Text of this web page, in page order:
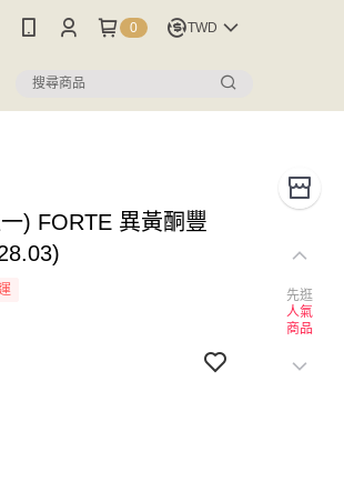
0 TWD
) FORTE 異黃酮豐
先逛
人氣
商品